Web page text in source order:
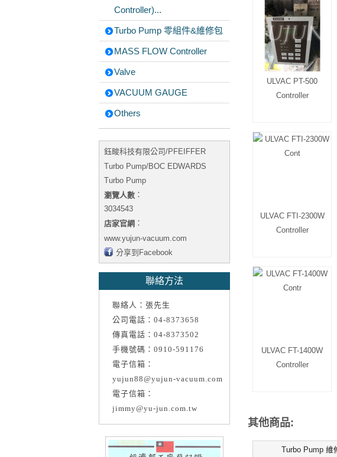
Controller)...
Turbo Pump 零組件&維修包
MASS FLOW Controller
Valve
VACUUM GAUGE
Others
鈺畯科技有限公司/PFEIFFER
Turbo Pump/BOC EDWARDS
Turbo Pump
瀏覽人數 ：
3034543
店家官網 ：
www.yujun-vacuum.com
分享到Facebook
聯絡方法
聯絡人：張先生
公司電話：04-8373658
傳真電話：04-8373502
手機號碼：0910-591176
電子信箱：
yujun88@yujun-vacuum.com
電子信箱：
jimmy@yu-jun.com.tw
ULVAC PT-500
Controller
ULVAC FTI-2300W
Controller
ULVAC FT-1400W
Controller
其他商品:
Turbo Pump 維